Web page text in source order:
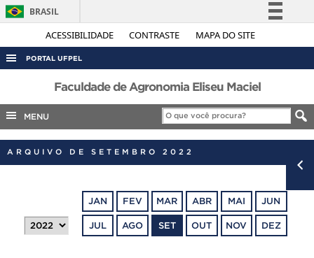
ACESSIBILIDADE CONTRASTE MAPA DO SITE
BRASIL
Simplifique!
Legislação
Canais
PORTAL UFPEL
ACESSO À INFORMAÇÃO
AUDITORIA
COBALTO
CONCURSOS
OUVIDORIA
Faculdade de Agronomia Eliseu Maciel
MENU
ARQUIVO DE SETEMBRO 2022
JAN FEV MAR ABR MAI JUN
JUL AGO SET OUT NOV DEZ